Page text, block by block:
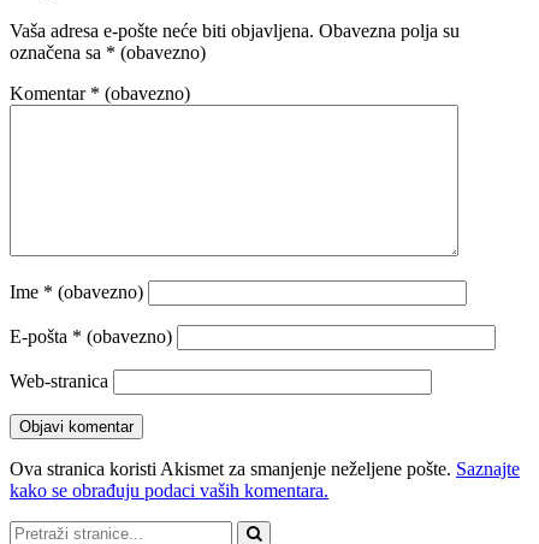
Vaša adresa e-pošte neće biti objavljena. Obavezna polja su
označena sa * (obavezno)
Komentar * (obavezno)
Ime * (obavezno)
E-pošta * (obavezno)
Web-stranica
Ova stranica koristi Akismet za smanjenje neželjene pošte. Saznajte
kako se obrađuju podaci vaših komentara.
Pretraži